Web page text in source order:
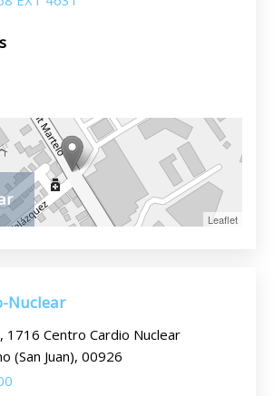
Leaflet
Nuclear
1716 Centro Cardio Nuclear
(San Juan), 00926